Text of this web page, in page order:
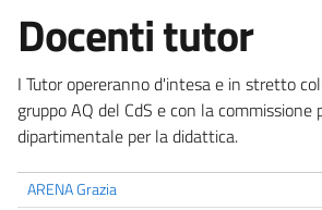
Docenti tutor
I Tutor opereranno d'intesa e in stretto
gruppo AQ del CdS e con la commissione
dipartimentale per la didattica.
ARENA Grazia